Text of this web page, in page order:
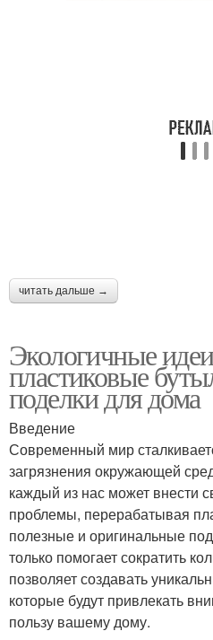
читать дальше →
Экологичные
пластиковые
поделки для дома
Введение
Современный мир
загрязнения окружающей
каждый из нас может внести
проблемы, перерабатывая
полезные и оригинальные
только помогает сократить
позволяет создавать
которые будут привлекать
пользу вашему дому.